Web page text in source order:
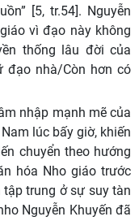
[5, tr.54]. Nguyễn
vì đạo này không
thống lâu đời của
đạo nhà/Còn hơn có
nhập mạnh mẽ của
lúc bấy giờ, khiến
chuyển theo hướng
hóa Nho giáo trước
trung ở sự suy tàn
Nguyễn Khuyến đã